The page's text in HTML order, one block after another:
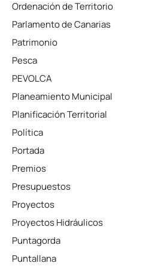
Ordenación de Territorio
Parlamento de Canarias
Patrimonio
Pesca
PEVOLCA
Planeamiento Municipal
Planificación Territorial
Política
Portada
Premios
Presupuestos
Proyectos
Proyectos Hidráulicos
Puntagorda
Puntallana